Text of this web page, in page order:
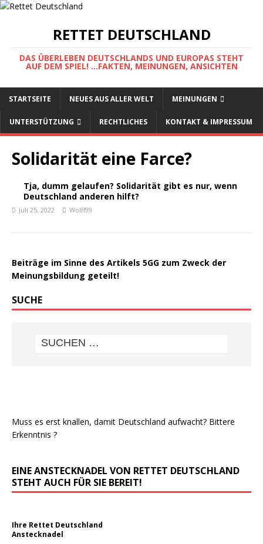
RETTET DEUTSCHLAND
DAS ÜBERLEBEN DEUTSCHLANDS UND EUROPAS STEHT
AUF DEM SPIEL! ...FAKTEN, MEINUNGEN, ANSICHTEN
STARTSEITE NEUES AUS ALLER WELT MEINUNGEN
UNTERSTÜTZUNG RECHTLICHES KONTAKT & IMPRESSUM
Solidarität eine Farce?
Tja, dumm gelaufen? Solidarität gibt es nur, wenn
Deutschland anderen hilft?
Juli 25, 2022 Wolff99
Beiträge im Sinne des Artikels 5GG zum Zweck der
Meinungsbildung geteilt!
SUCHE
Muss es erst knallen, damit Deutschland aufwacht? Bittere
Erkenntnis ?
EINE ANSTECKNADEL VON RETTET DEUTSCHLAND
STEHT AUCH FÜR SIE BEREIT!
Ihre Rettet Deutschland
Anstecknadel